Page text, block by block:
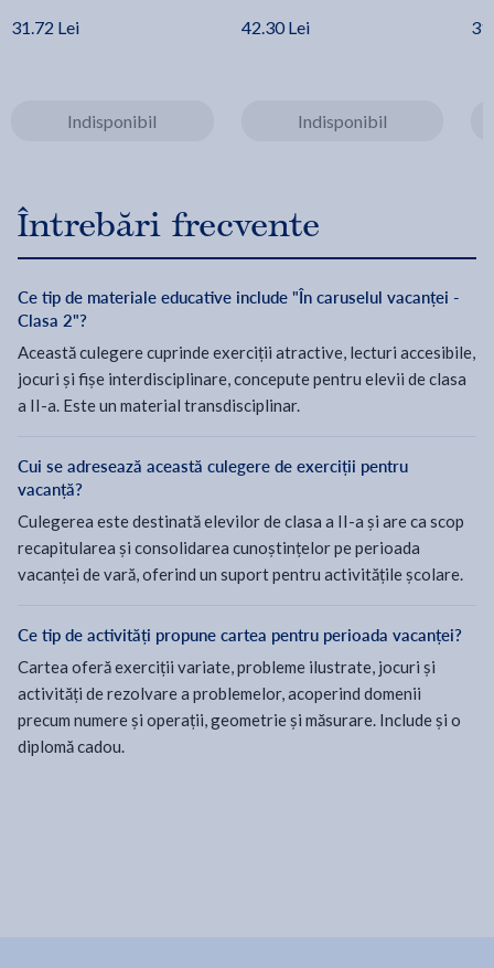
31.72 Lei
Indisponibil
42.30 Lei
Indisponibil
Întrebări frecvente
Ce tip de materiale educative include "În caruselul vacanței -
Clasa 2"?
Această culegere cuprinde exerciții atractive, lecturi accesibile,
jocuri și fișe interdisciplinare, concepute pentru elevii de clasa
a II-a. Este un material transdisciplinar.
Cui se adresează această culegere de exerciții pentru
vacanță?
Culegerea este destinată elevilor de clasa a II-a și are ca scop
recapitularea și consolidarea cunoștințelor pe perioada
vacanței de vară, oferind un suport pentru activitățile școlare.
Ce tip de activități propune cartea pentru perioada vacanței?
Cartea oferă exerciții variate, probleme ilustrate, jocuri și
activități de rezolvare a problemelor, acoperind domenii
precum numere și operații, geometrie și măsurare. Include și o
diplomă cadou.